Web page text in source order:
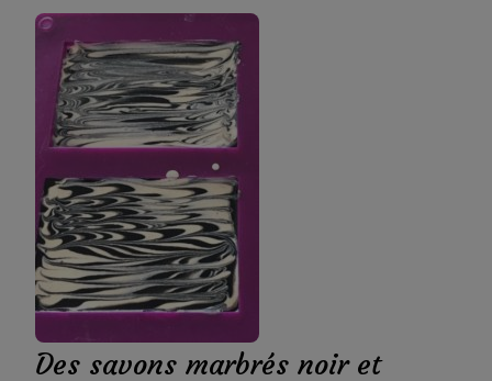
Des savons marbrés noir et